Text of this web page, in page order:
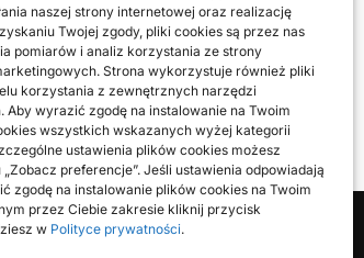
naszej strony internetowej oraz realizację
Twojej zgody, pliki cookies są przez nas
pomiarów i analiz korzystania ze strony
Strona wykorzystuje również pliki
korzystania z zewnętrznych narzędzi
wyrazić zgodę na instalowanie na Twoim
wszystkich wskazanych wyżej kategorii
ustawienia plików cookies możesz
preferencje”. Jeśli ustawienia odpowiadają
zgodę na instalowanie plików cookies na Twoim
przez Ciebie zakresie kliknij przycisk
w Polityce prywatności.